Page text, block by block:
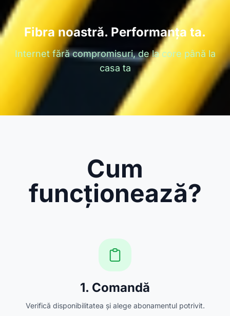
Fibra noastră. Performanța ta.
Internet fără compromisuri, de la core până la
casa ta
Cum
funcționează?
1. Comandă
Verifică disponibilitatea și alege abonamentul potrivit.